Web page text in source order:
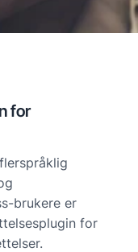
for
brukere er
for